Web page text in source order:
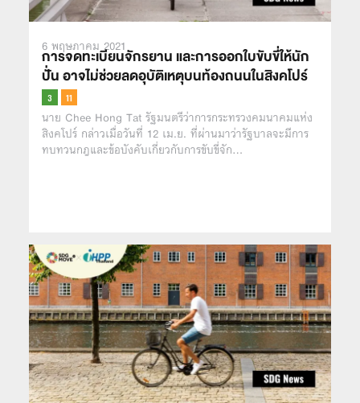
6 พฤษภาคม 2021
การจดทะเบียนจักรยาน และการออกใบขับขี่ให้นัก
ปั่น อาจไม่ช่วยลดอุบัติเหตุบนท้องถนนในสิงคโปร์
นาย Chee Hong Tat รัฐมนตรีว่าการกระทรวงคมนาคมแห่ง
สิงคโปร์ กล่าวเมื่อวันที่ 12 เม.ย. ที่ผ่านมาว่ารัฐบาลจะมีการ
ทบทวนกฎและข้อบังคับเกี่ยวกับการขับขี่จัก…